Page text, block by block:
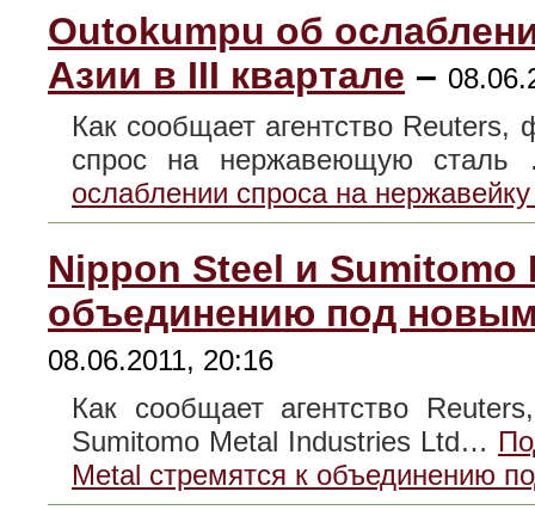
Outokumpu об
Азии в III квартале –
Как сообщает агентство
спрос на нержавеющую
ослаблении спроса на
Nippon Steel и Sumitomo
объединению под
08.06.2011, 20:16
Как сообщает агентство
Sumitomo Metal Industries Ltd…
Metal стремятся к объединению